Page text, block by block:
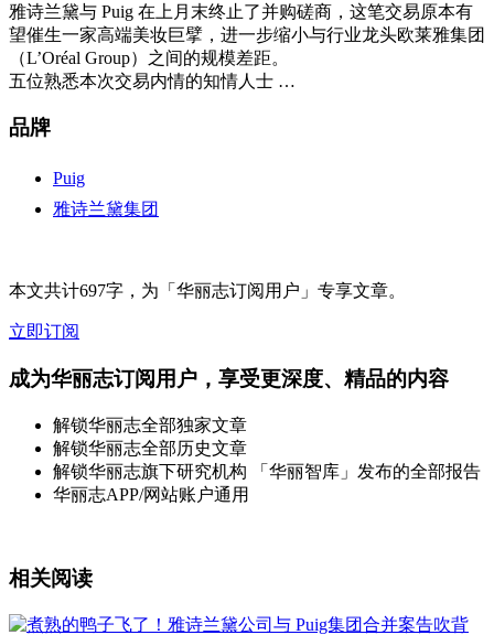
雅诗兰黛与 Puig 在上月末终止了并购磋商，这笔交易原本有
望催生一家高端美妆巨擘，进一步缩小与行业龙头欧莱雅集团
（L’Oréal Group）之间的规模差距。
五位熟悉本次交易内情的知情人士 …
品牌
Puig
雅诗兰黛集团
本文共计697字，为「华丽志订阅用户」专享文章。
立即订阅
成为华丽志订阅用户，享受更深度、精品的内容
解锁华丽志全部独家文章
解锁华丽志全部历史文章
解锁华丽志旗下研究机构 「华丽智库」发布的全部报告
华丽志APP/网站账户通用
相关阅读